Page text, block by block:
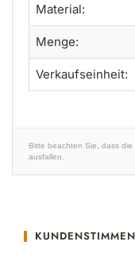
Material:
Menge:
Verkaufseinheit:
Bitte beachten Sie, dass
ausfallen.
KUNDENSTIMMEN